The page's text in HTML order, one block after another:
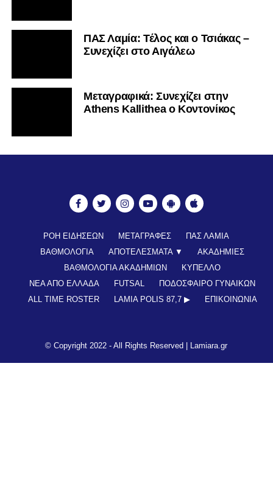
ΠΑΣ Λαμία: Τέλος και ο Τσιάκας –
Συνεχίζει στο Αιγάλεω
Mεταγραφικά: Συνεχίζει στην
Athens Kallithea ο Κοντονίκος
ΡΟΗ ΕΙΔΗΣΕΩΝ ΜΕΤΑΓΡΑΦΕΣ
ΠΑΣ ΛΑΜΙΑ
ΒΑΘΜΟΛΟΓΙΑ
ΑΠΟΤΕΛΕΣΜΑΤΑ ▼
ΑΚΑΔΗΜΙΕΣ
ΒΑΘΜΟΛΟΓΙΑ ΑΚΑΔΗΜΙΩΝ
ΚΥΠΕΛΛΟ
ΝΕΑ ΑΠΟ ΕΛΛΑΔΑ
FUTSAL
ΠΟΔΟΣΦΑΙΡΟ ΓΥΝΑΙΚΩΝ
ALL TIME ROSTER
LAMIA POLIS 87,7 ▶︎ ΕΠΙΚΟΙΝΩΝΊΑ
© Copyright 2022 - All Rights Reserved | Lamiara.gr